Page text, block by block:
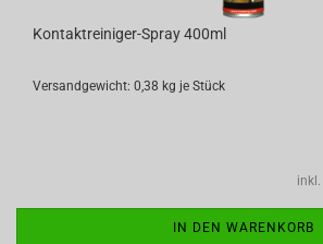
Kontaktreiniger-Spray 400ml
Versandgewicht: 0,38 kg je Stück
IN DEN WARENKORB